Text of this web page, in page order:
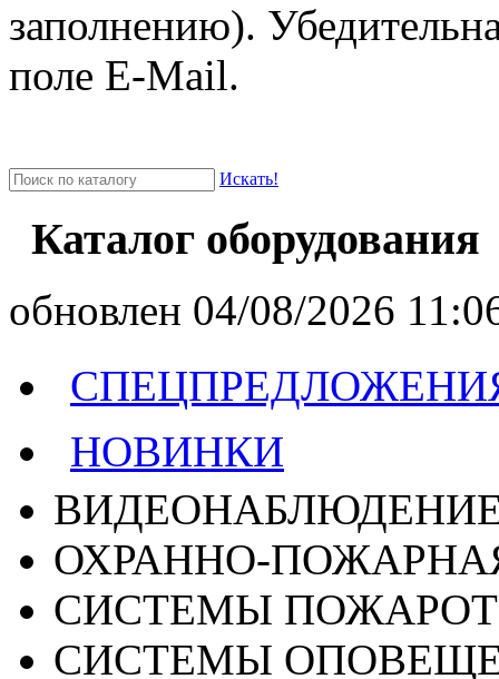
заполнению).
поле E-Mail.
Искать!
Каталог оборудования
oбновлен 04/08/2026
НОВИНКИ
ОХРАННО-
СИСТЕМЫ
СИСТЕМЫ